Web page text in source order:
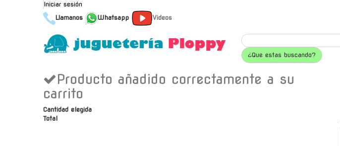
Iniciar sesión
Llamanos
Whatsapp Videos
¿Que estas buscando?
Producto añadido correctamente a su
carrito
Cantidad elegida
Total